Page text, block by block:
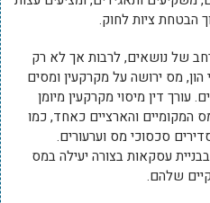
הבטחת ציות לחוק.
רחב של נושאים, לרבות אך לא רק
הון, מס ירושה על מקרקעין ומסים
דין מיסוי מקרקעין מיומן
המקומיים והארציים כאחד, כמו
סכסוכי מס וערעורים.
בבניית עסקאות בצורה יעילה במס
שלהם.